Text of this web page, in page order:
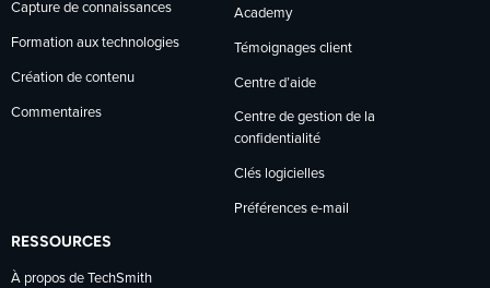
Capture de connaissances
Formation aux technologies
Création de contenu
Commentaires
Academy
Témoignages client
Centre d’aide
Centre de gestion de la
confidentialité
Clés logicielles
Préférences e-mail
RESSOURCES
À propos de TechSmith